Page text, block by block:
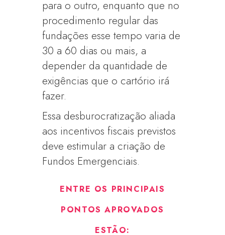
para o outro, enquanto que no
procedimento regular das
fundações esse tempo varia de
30 a 60 dias ou mais, a
depender da quantidade de
exigências que o cartório irá
fazer.
Essa desburocratização aliada
aos incentivos fiscais previstos
deve estimular a criação de
Fundos Emergenciais.
ENTRE OS PRINCIPAIS
PONTOS APROVADOS
ESTÃO: